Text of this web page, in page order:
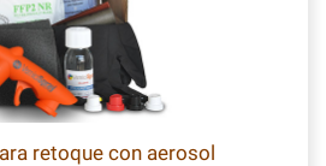
retoque con aerosol